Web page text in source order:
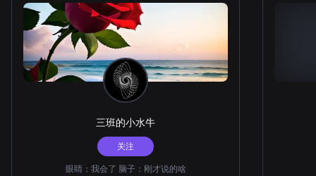
三班的小水牛
关注
眼睛：我会了 脑子：刚才说的啥